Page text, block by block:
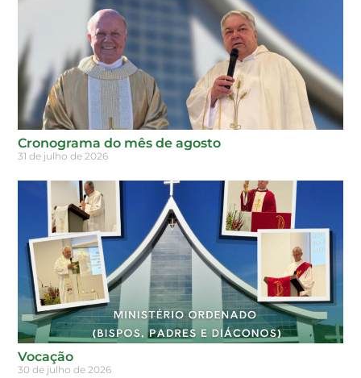
Cronograma do mês de agosto
31 de julho de 2026
Vocação
30 de julho de 2026